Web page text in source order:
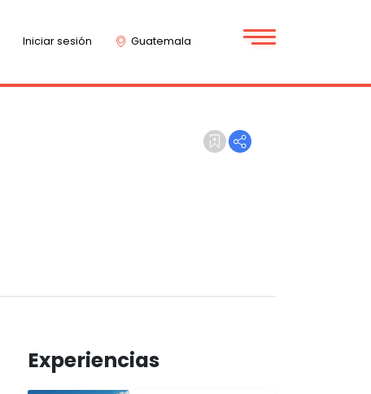
Iniciar sesión Guatemala
Experiencias